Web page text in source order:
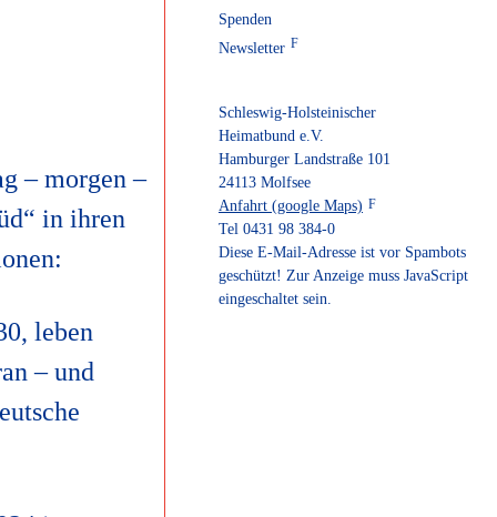
Spenden
Newsletter
Schleswig-Holsteinischer
Heimatbund e.V.
Hamburger Landstraße 101
24113 Molfsee
Anfahrt (google Maps)
Tel 0431 98 384-0
Diese E-Mail-Adresse ist vor Spambots
geschützt! Zur Anzeige muss JavaScript
eingeschaltet sein.
– morgen –
in ihren
leben
– und